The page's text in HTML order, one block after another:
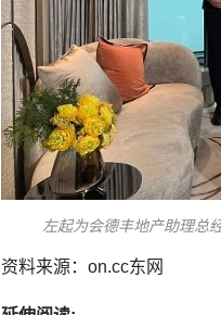
左起为会德丰地产助理总
资料来源：on.cc东网